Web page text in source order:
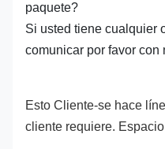
paquete?
Si usted tiene cualquier
comunicar por favor con
Esto Cliente-se hace
cliente requiere.